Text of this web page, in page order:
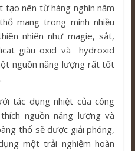
nên từ hàng nghìn năm
mang trong mình nhiều
nhiên như magie, sắt,
giàu oxid và hydroxid
nguồn năng lượng rất tốt
tác dụng nhiệt của công
nguồn năng lượng và
thổ sẽ được giải phóng,
một trải nghiệm hoàn